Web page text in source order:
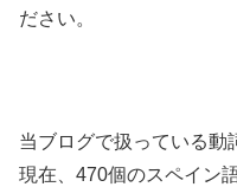
ださい。
当ブログで扱っている動
現在、470個のスペイン